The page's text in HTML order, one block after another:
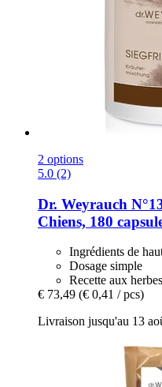
2 options
5.0 (2)
Dr. Weyrauch
Chiens, 180
Ingrédients de
Dosage simple
Recette aux herbes
€ 73,49 (€ 0,41 / pcs)
Livraison jusqu'au 13